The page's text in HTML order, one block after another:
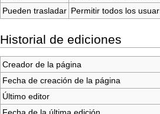
Pueden trasladar Permitir todos los
Historial de ediciones
Creador de la página
Fecha de creación de la página
Último editor